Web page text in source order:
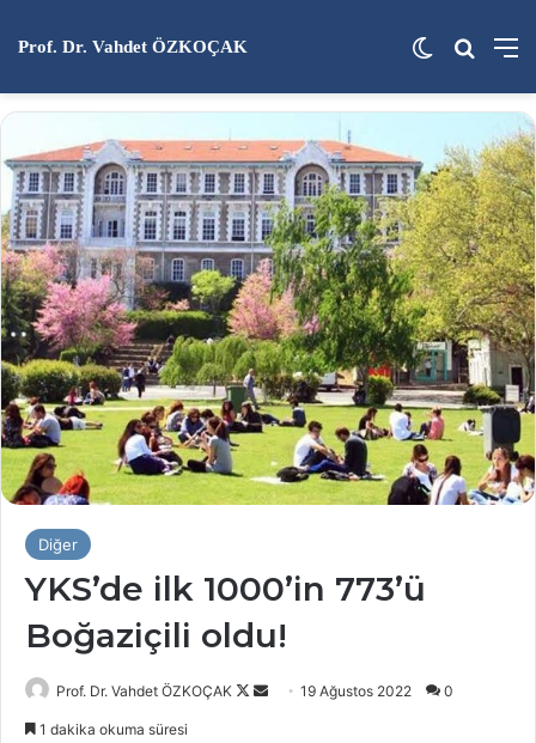
Prof. Dr. Vahdet ÖZKOÇAK Dış
Diğer
YKS’de ilk 1000’in 773’ü
Boğaziçili oldu!
Prof. Dr. Vahdet ÖZKOÇAK
Follow
Bir
19 Ağustos 2022 0
1 dakika okuma süresi